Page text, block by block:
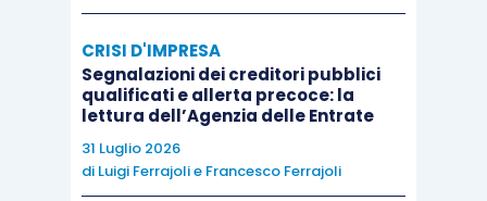
ragioni fortemente ostative all’estensione di tale
principio. Infine, occorre osservare che un po’
differente si presenta il caso dell’esenzione da
ritenuta in occasione delpagamento di interessi
e royalties, in quanto la
royaltiese la normativa nazionale (articolo 26-
CRISI D'IMPRESA
Segnalazioni dei creditori pubblici
qualificati e allerta precoce: la
lettura dell’Agenzia delle Entrate
31 Luglio 2026
di Luigi Ferrajolie Francesco Ferrajoli